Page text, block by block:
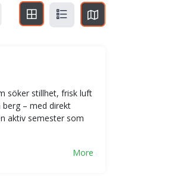
söker stillhet, frisk luft
– med direkt
aktiv semester som
More